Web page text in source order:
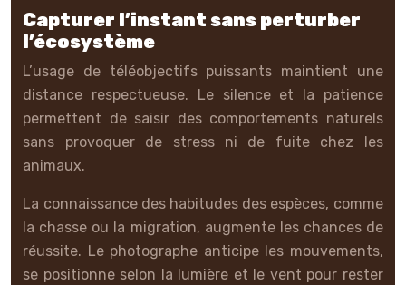
Capturer l’instant sans perturber
l’écosystème
L’usage de téléobjectifs puissants maintient une
distance respectueuse. Le silence et la patience
permettent de saisir des comportements naturels
sans provoquer de stress ni de fuite chez les
animaux.
La connaissance des habitudes des espèces, comme
la chasse ou la migration, augmente les chances de
réussite. Le photographe anticipe les mouvements,
se positionne selon la lumière et le vent pour rester